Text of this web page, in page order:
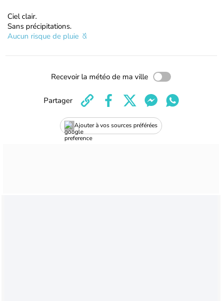
Ciel clair.
Sans précipitations.
Aucun risque de pluie
Recevoir la météo de ma ville
Ajouter à vos sources préférées
Partager